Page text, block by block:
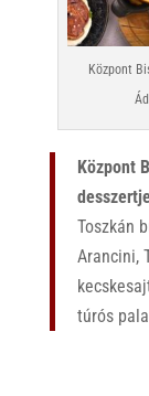
Központ
Központ
Toszkán
Arancini,
túrós